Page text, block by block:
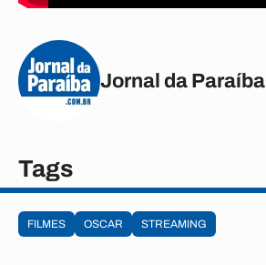
Jornal da Paraíba
Tags
FILMES OSCAR STREAMING